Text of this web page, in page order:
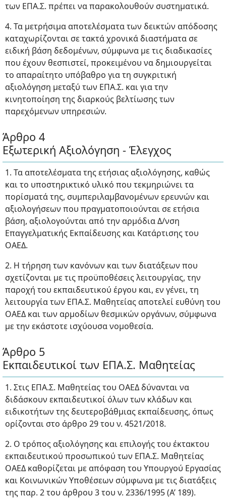
των ΕΠΑ.Σ. πρέπει να παρακολουθούν συστηματικά.
4. Τα μετρήσιμα αποτελέσματα των δεικτών απόδοσης
καταχωρίζονται σε τακτά χρονικά διαστήματα σε
ειδική βάση δεδομένων, σύμφωνα με τις διαδικασίες
που έχουν θεσπιστεί, προκειμένου να δημιουργείται
το απαραίτητο υπόβαθρο για τη συγκριτική
αξιολόγηση μεταξύ των ΕΠΑ.Σ. και για την
κινητοποίηση της διαρκούς βελτίωσης των
παρεχόμενων υπηρεσιών.
Άρθρο 4
Εξωτερική Αξιολόγηση - Έλεγχος
1. Τα αποτελέσματα της ετήσιας αξιολόγησης, καθώς
και το υποστηρικτικό υλικό που τεκμηριώνει τα
πορίσματά της, συμπεριλαμβανομένων ερευνών και
αξιολογήσεων που πραγματοποιούνται σε ετήσια
βάση, αξιολογούνται από την αρμόδια Δ/νση
Επαγγελματικής Εκπαίδευσης και Κατάρτισης του
ΟΑΕΔ.
2. Η τήρηση των κανόνων και των διατάξεων που
σχετίζονται με τις προϋποθέσεις λειτουργίας, την
παροχή του εκπαιδευτικού έργου και, εν γένει, τη
λειτουργία των ΕΠΑ.Σ. Μαθητείας αποτελεί ευθύνη του
ΟΑΕΔ και των αρμοδίων θεσμικών οργάνων, σύμφωνα
με την εκάστοτε ισχύουσα νομοθεσία.
Άρθρο 5
Εκπαιδευτικοί των ΕΠΑ.Σ. Μαθητείας
1. Στις ΕΠΑ.Σ. Μαθητείας του ΟΑΕΔ δύνανται να
διδάσκουν εκπαιδευτικοί όλων των κλάδων και
ειδικοτήτων της δευτεροβάθμιας εκπαίδευσης, όπως
ορίζονται στο άρθρο 29 του ν. 4521/2018.
2. Ο τρόπος αξιολόγησης και επιλογής του έκτακτου
εκπαιδευτικού προσωπικού των ΕΠΑ.Σ. Μαθητείας
ΟΑΕΔ καθορίζεται με απόφαση του Υπουργού Εργασίας
και Κοινωνικών Υποθέσεων σύμφωνα με τις διατάξεις
της παρ. 2 του άρθρου 3 του ν. 2336/1995 (Α’ 189).